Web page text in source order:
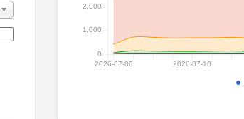
2026-07-06 2026-07-10
0
1,000
2,000